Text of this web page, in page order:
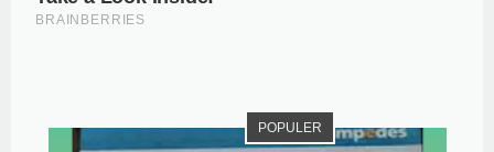
POPULER